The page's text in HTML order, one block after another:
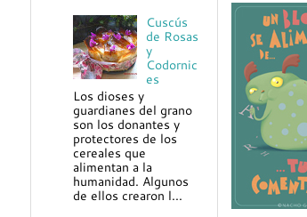
Cuscús
de Rosas
y
Codornic
es
Los dioses y
guardianes del grano
son los donantes y
protectores de los
cereales que
alimentan a la
humanidad. Algunos
de ellos crearon l...